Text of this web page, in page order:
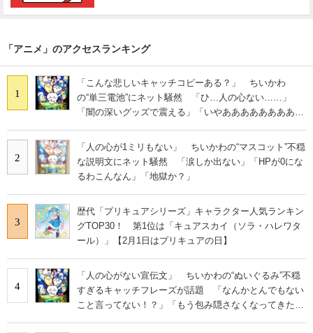
「アニメ」のアクセスランキング
1
「こんな悲しいキャッチコピーある？」 ちいかわ
の“単三電池”にネット騒然 「ひ…人の心ない……」
「闇の深いグッズで震える」「いやあああああああああ
2
「人の心が1ミリもない」 ちいかわの“マスコット”不穏
な説明文にネット騒然 「涙しか出ない」「HPが0にな
るわこんなん」「地獄か？」
3
歴代「プリキュアシリーズ」キャラクター人気ランキン
グTOP30！ 第1位は「キュアスカイ（ソラ・ハレワタ
ール）」【2月1日はプリキュアの日】
4
「人の心がない宣伝文」 ちいかわの“ぬいぐるみ”不穏
すぎるキャッチフレーズが話題 「なんかとんでもない
こと言ってない！？」「もう包み隠さなくなってきた